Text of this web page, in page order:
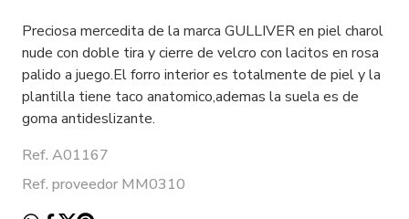
Preciosa mercedita de la marca GULLIVER en piel charol
nude con doble tira y cierre de velcro con lacitos en rosa
palido a juego.El forro interior es totalmente de piel y la
plantilla tiene taco anatomico,ademas la suela es de
goma antideslizante.
Ref. A01167
Ref. proveedor MM0310